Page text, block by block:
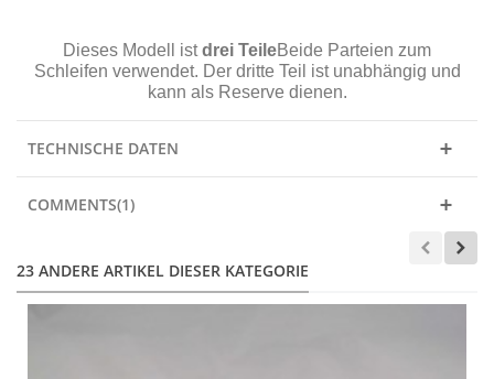
Dieses Modell istdrei TeileBeide Parteien zum
Schleifen verwendet. Der dritte Teil ist unabhängig und
kann als Reserve dienen.
TECHNISCHE DATEN
COMMENTS(1)
23 ANDERE ARTIKEL DIESER KATEGORIE